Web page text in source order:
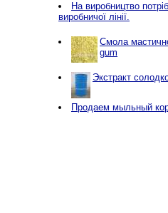
Нa виробництво
виробничої лінії.
Смола
gum
Экстракт
Продаем мыльный